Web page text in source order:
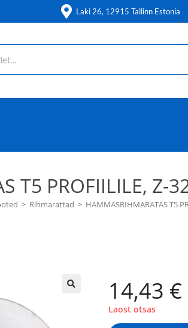
Laki 26, 12915 Tallinn Estonia
T5 PROFIILILE, Z-
> Rihmarattad > HAMMASRIHMARATAS T5
14,43 €
Laost otsas